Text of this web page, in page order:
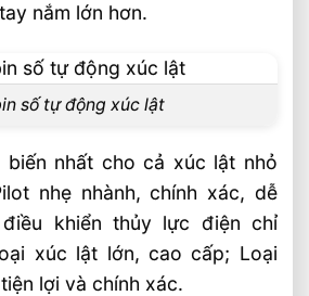
nắm lớn hơn.
số tự động xúc lật
nhất cho cả xúc lật nhỏ
nhẹ nhành, chính xác, dễ
khiển thủy lực điện chỉ
xúc lật lớn, cao cấp; Loại
lợi và chính xác.